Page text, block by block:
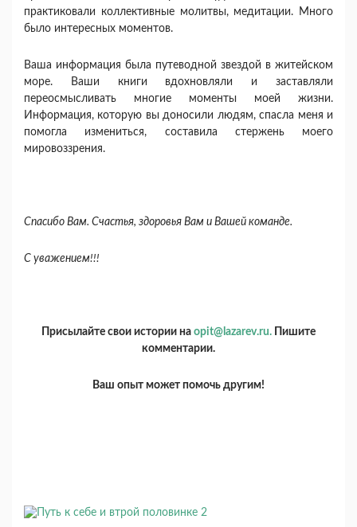
практиковали коллективные молитвы, медитации. Много
было интересных моментов.
Ваша информация была путеводной звездой в житейском
море. Ваши книги вдохновляли и заставляли
переосмысливать многие моменты моей жизни.
Информация, которую вы доносили людям, спасла меня и
помогла измениться, составила стержень моего
мировоззрения.
Спасибо Вам. Счастья, здоровья Вам и Вашей команде.
С уважением!!!
Присылайте свои истории на opit@lazarev.ru. Пишите
комментарии.
Ваш опыт может помочь другим!